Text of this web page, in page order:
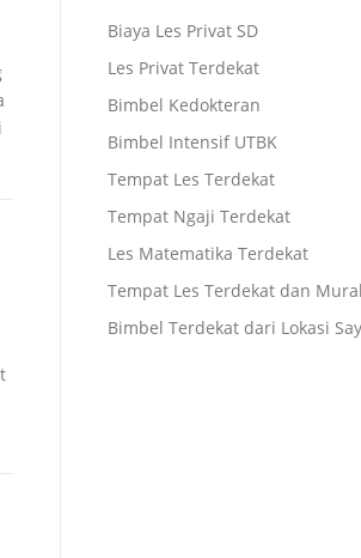
Biaya Les Privat SD
Les Privat Terdekat
Bimbel Kedokteran
Bimbel Intensif UTBK
Tempat Les Terdekat
Tempat Ngaji Terdekat
Les Matematika Terdekat
Tempat Les Terdekat dan
Bimbel Terdekat dari Lokasi